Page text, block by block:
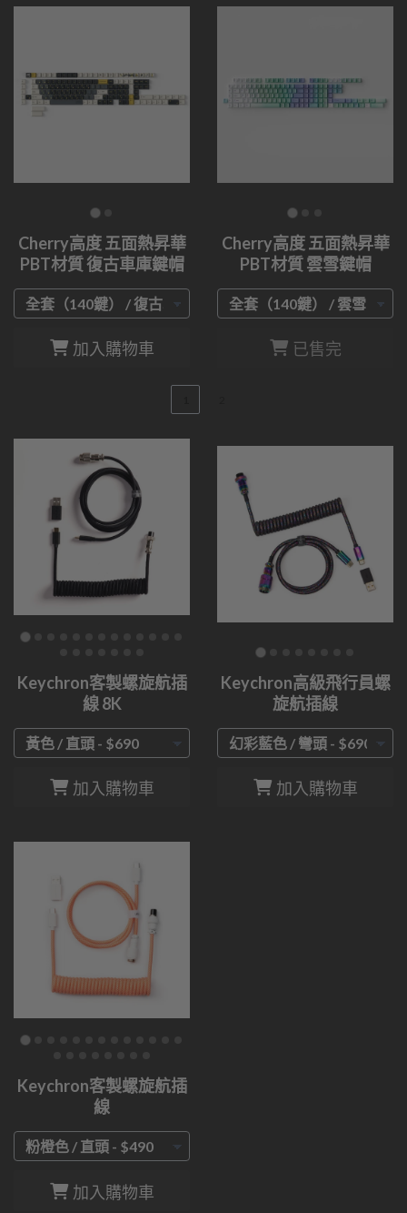
Cherry高度 五面熱昇華
PBT材質 復古車庫鍵帽
加入購物車
Cherry高度 五面熱昇華
PBT材質 雲雪鍵帽
已售完
Keychron客製螺旋航插
線 8K
加入購物車
Keychron高級飛行員螺
旋航插線
加入購物車
Keychron客製螺旋航插
線
加入購物車